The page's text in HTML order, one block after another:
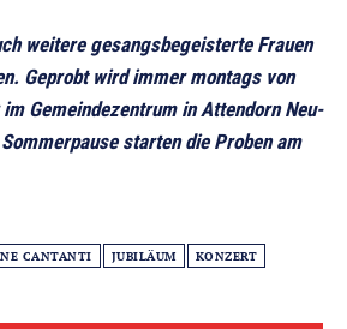
weitere gesangsbegeisterte Frauen
Geprobt wird immer montags von
Gemeindezentrum in Attendorn Neu-
starten die Proben am
CANTANTI JUBILÄUM KONZERT